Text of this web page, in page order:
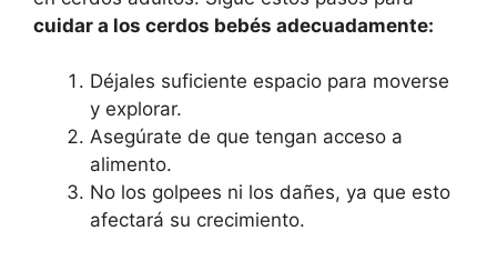
cuidar a los cerdos ⁢bebés adecuadamente:
Déjales suficiente espacio para moverse
y explorar.
Asegúrate de que tengan ⁢acceso a
alimento.
No los golpees ni los dañes, ya que​ esto
afectará su crecimiento.